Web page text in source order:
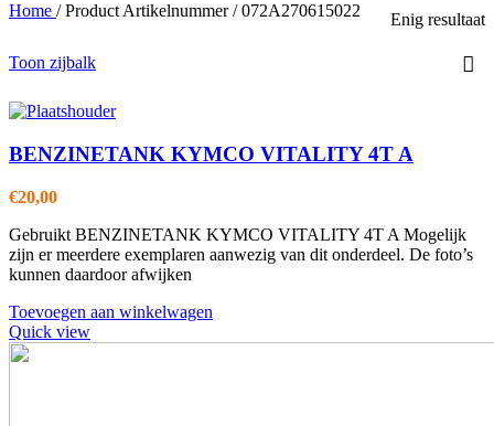
Home / Product Artikelnummer/ 072A270615022 Enig resultaat
Toon zijbalk
BENZINETANK KYMCO VITALITY 4T A
€20,00
Gebruikt BENZINETANK KYMCO VITALITY 4T A Mogelijk
zijn er meerdere exemplaren aanwezig van dit onderdeel. De foto’s
kunnen daardoor afwijken
Toevoegen aan winkelwagen
Quick view